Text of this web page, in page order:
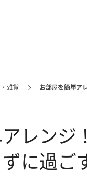
雑貨 お部屋を簡単ア
レン
に過ご